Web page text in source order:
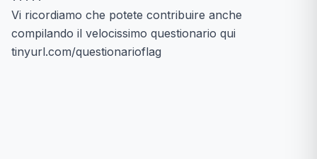
Vi ricordiamo che potete contribuire anche
compilando il velocissimo questionario qui
tinyurl.com/questionarioflag